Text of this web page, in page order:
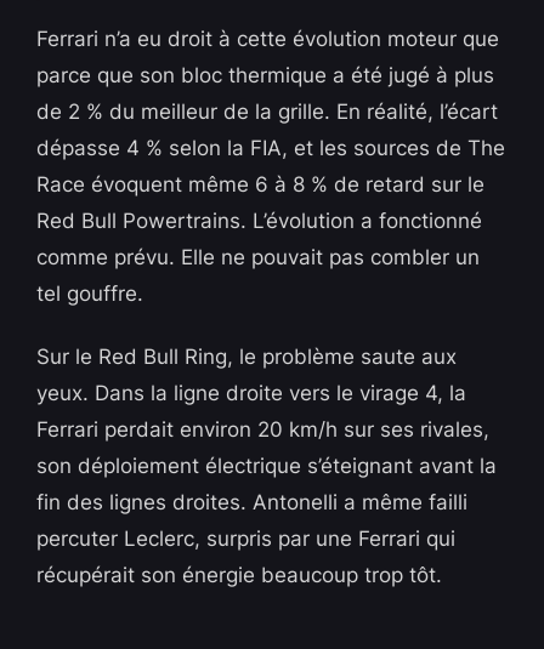
Ferrari n’a eu droit à cette évolution moteur que
parce que son bloc thermique a été jugé à plus
de 2 % du meilleur de la grille. En réalité, l’écart
dépasse 4 % selon la FIA, et les sources de The
Race évoquent même 6 à 8 % de retard sur le
Red Bull Powertrains. L’évolution a fonctionné
comme prévu. Elle ne pouvait pas combler un
tel gouffre.
Sur le Red Bull Ring, le problème saute aux
yeux. Dans la ligne droite vers le virage 4, la
Ferrari perdait environ 20 km/h sur ses rivales,
son déploiement électrique s’éteignant avant la
fin des lignes droites. Antonelli a même failli
percuter Leclerc, surpris par une Ferrari qui
récupérait son énergie beaucoup trop tôt.